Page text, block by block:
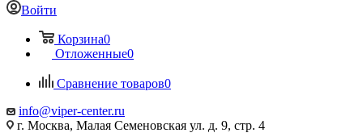
Войти
Корзина0
Отложенные0
Сравнение товаров0
info@viper-center.ru
г. Москва, Малая Семеновская ул. д. 9, стр. 4